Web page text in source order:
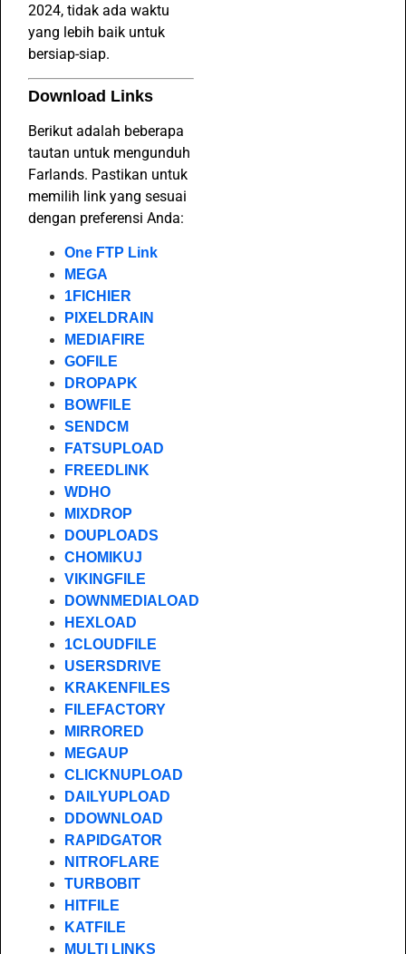
2024, tidak ada waktu
yang lebih baik untuk
bersiap-siap.
Download Links
Berikut adalah beberapa
tautan untuk mengunduh
Farlands. Pastikan untuk
memilih link yang sesuai
dengan preferensi Anda:
One FTP Link
MEGA
1FICHIER
PIXELDRAIN
MEDIAFIRE
GOFILE
DROPAPK
BOWFILE
SENDCM
FATSUPLOAD
FREEDLINK
WDHO
MIXDROP
DOUPLOADS
CHOMIKUJ
VIKINGFILE
DOWNMEDIALOAD
HEXLOAD
1CLOUDFILE
USERSDRIVE
KRAKENFILES
FILEFACTORY
MIRRORED
MEGAUP
CLICKNUPLOAD
DAILYUPLOAD
DDOWNLOAD
RAPIDGATOR
NITROFLARE
TURBOBIT
HITFILE
KATFILE
MULTI LINKS